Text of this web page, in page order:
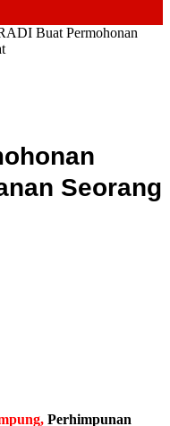
Buat Permohonan
Seorang
Perhimpunan